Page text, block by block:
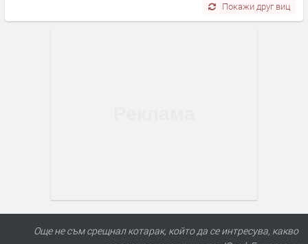
Покажи друг виц
Още не съм срещнал котарак, който да се интресува, какво